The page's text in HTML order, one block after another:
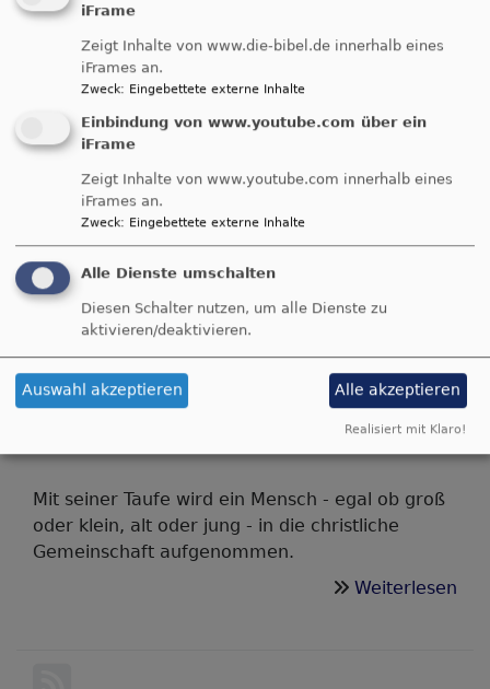
Die Band Lost ¿unday unterstützt und bereichert
die Familiengottesdienste
Diakonie für Kinder und
Jugend e. V.
In unseren Kindertagesstätten heißen wir Kinder
unabhängig von ihrer Konfession willkommen.
für
und
Mit seiner Taufe wird ein Mensch - egal ob groß
oder klein, alt oder jung - in die christliche
Gemeinschaft aufgenommen.
Weiterlesen
iFrame
Zeigt Inhalte von www.die-bibel.de innerhalb eines
iFrames an.
Zweck: Eingebettete externe Inhalte
Einbindung von www.youtube.com über ein
iFrame
Zeigt Inhalte von www.youtube.com innerhalb eines
iFrames an.
Zweck: Eingebettete externe Inhalte
Alle Dienste umschalten
Diesen Schalter nutzen, um alle Dienste zu
aktivieren/deaktivieren.
Auswahl akzeptieren Alle akzeptieren
Realisiert mit Klaro!